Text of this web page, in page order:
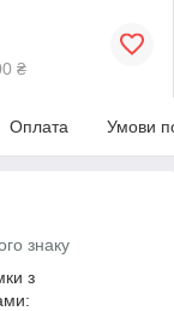
₴
Оплата Умови
знаку
з